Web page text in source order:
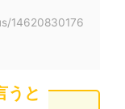
14620830176
うと